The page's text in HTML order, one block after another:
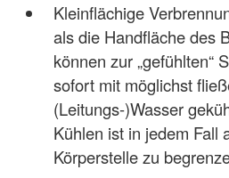
Kleinflächige
als die Handfläche des
können zur „gefühlten“
sofort mit möglichst
(Leitungs-)Wasser
Kühlen ist in jedem Fall
Körperstelle zu